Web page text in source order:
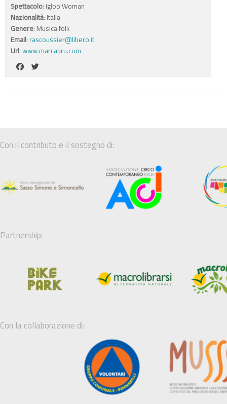
Spettacolo: Igloo Woman
Nazionalità: Italia
Genere: Musica folk
Email: rascoussier@libero.it
Url: www.marcabru.com
Con il contributo e il sostegno di:
Partnership:
Con la collaborazione di: